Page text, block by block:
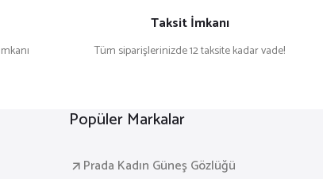
Taksit İmkanı
Tüm siparişlerinizde 12 taksite kadar vade!
Popüler Markalar
Prada Kadın Güneş Gözlüğü